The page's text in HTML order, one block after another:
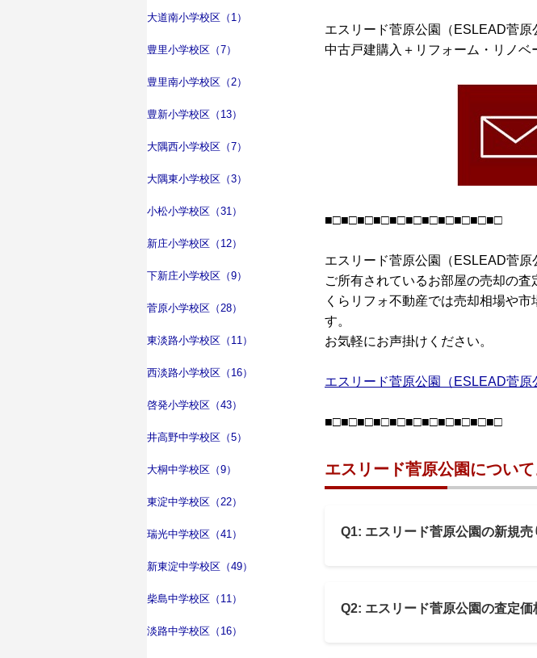
大道南小学校区（1）
豊里小学校区（7）
豊里南小学校区（2）
豊新小学校区（13）
大隅西小学校区（7）
大隅東小学校区（3）
小松小学校区（31）
新庄小学校区（12）
下新庄小学校区（9）
菅原小学校区（28）
東淡路小学校区（11）
西淡路小学校区（16）
啓発小学校区（43）
井高野中学校区（5）
大桐中学校区（9）
東淀中学校区（22）
瑞光中学校区（41）
新東淀中学校区（49）
柴島中学校区（11）
淡路中学校区（16）
エスリード菅原公園（ESLEAD菅
中古戸建購入＋リフォーム・リノベ
■□■□■□■□■□■□■□■□■□■□■□
エスリード菅原公園（ESLEAD菅
ご所有されているお部屋の売却の査
くらリフォ不動産では売却相場や
す。
お気軽にお声掛けください。
エスリード菅原公園（ESLEAD菅原
■□■□■□■□■□■□■□■□■□■□■□
エスリード菅原公園につい
Q1: エスリード菅原公園の新規
Q2: エスリード菅原公園の査定価